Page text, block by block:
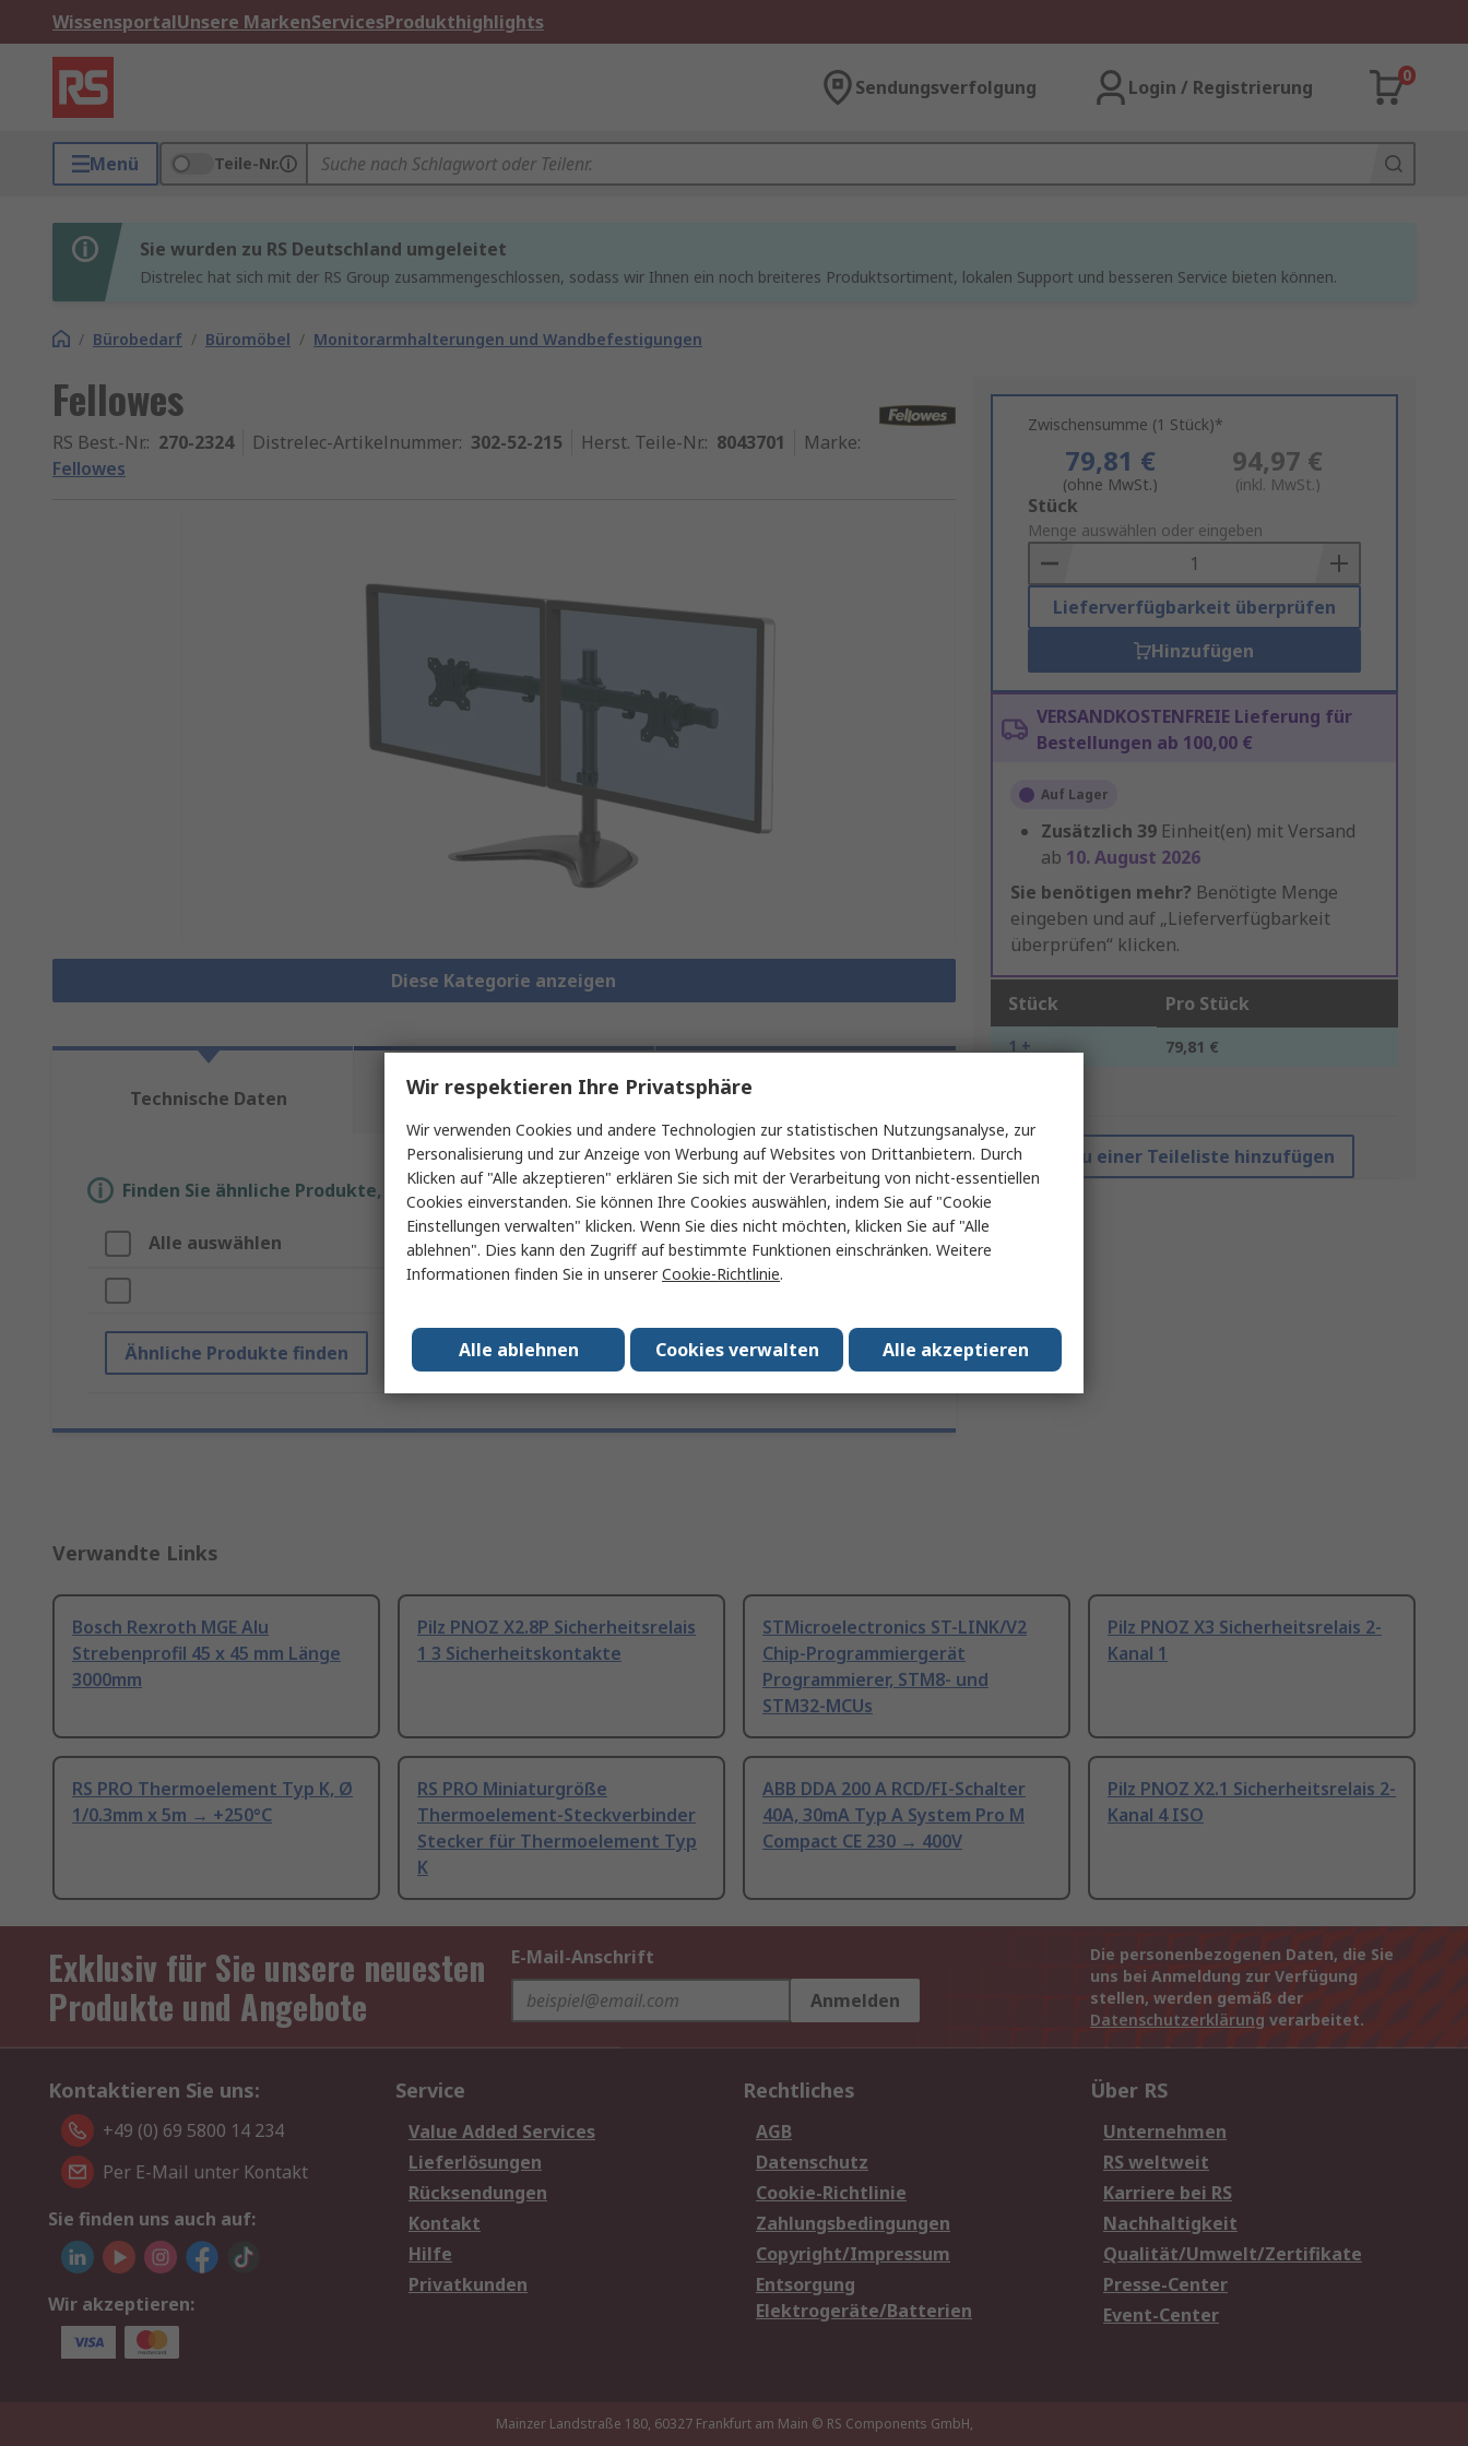
WissensportalUnsere MarkenServicesProdukthighlights
Sendungsverfolgung Login / Registrierung
0
Menü Teile-Nr.
Sie wurden zu RS Deutschland umgeleitet
Distrelec hat sich mit der RS Group zusammengeschlossen, sodass wir Ihnen ein noch breiteres Produktsortiment, lokalen Support und besseren Service bieten können.
/ Bürobedarf / Büromöbel / Monitorarmhalterungen und Wandbefestigungen
Fellowes
RS Best.-Nr.: 270-2324 Distrelec-Artikelnummer: 302-52-215 Herst. Teile-Nr.: 8043701 Marke:
Fellowes
Diese Kategorie anzeigen
Zwischensumme (1 Stück)*
79,81 €
(ohne MwSt.)
94,97 €
(inkl. MwSt.)
Add
to
Basket
Stück
Menge auswählen oder eingeben
Lieferverfügbarkeit überprüfen
Hinzufügen
VERSANDKOSTENFREIE Lieferung für
Bestellungen ab 100,00 €
Auf Lager
Zusätzlich 39 Einheit(en) mit Versand
ab 10. August 2026
Sie benötigen mehr? Benötigte Menge
eingeben und auf „Lieferverfügbarkeit
überprüfen“ klicken.
Stück Pro Stück
1 + 79,81 €
Zu einer Teileliste hinzufügen
Technische Daten
Rechtliche
Produktdetails
Finden Sie ähnliche Produkte, indem Sie ein oder mehrere Eigenschaften auswählen.
Alle auswählen Eigenschaft Wert
Ähnliche Produkte finden
Verwandte Links
Bosch Rexroth MGE Alu
Strebenprofil 45 x 45 mm Länge
3000mm
Pilz PNOZ X2.8P Sicherheitsrelais
1 3 Sicherheitskontakte
STMicroelectronics ST-LINK/V2
Chip-Programmiergerät
Programmierer, STM8- und
STM32-MCUs
Pilz PNOZ X3 Sicherheitsrelais 2-
Kanal 1
RS PRO Thermoelement Typ K, Ø
1/0.3mm x 5m → +250°C
RS PRO Miniaturgröße
Thermoelement-Steckverbinder
Stecker für Thermoelement Typ
K
ABB DDA 200 A RCD/FI-Schalter
40A, 30mA Typ A System Pro M
Compact CE 230 → 400V
Pilz PNOZ X2.1 Sicherheitsrelais 2-
Kanal 4 ISO
Exklusiv für Sie unsere neuesten
Produkte und Angebote
E-Mail-Anschrift
Anmelden
Die personenbezogenen Daten, die Sie
uns bei Anmeldung zur Verfügung
stellen, werden gemäß der
Datenschutzerklärung verarbeitet.
Kontaktieren Sie uns:
+49 (0) 69 5800 14 234
Per E-Mail unter Kontakt
Sie finden uns auch auf:
Wir akzeptieren:
Service
Value Added Services
Lieferlösungen
Rücksendungen
Kontakt
Hilfe
Privatkunden
Rechtliches
AGB
Datenschutz
Cookie-Richtlinie
Zahlungsbedingungen
Copyright/Impressum
Entsorgung
Elektrogeräte/Batterien
Über RS
Unternehmen
RS weltweit
Karriere bei RS
Nachhaltigkeit
Qualität/Umwelt/Zertifikate
Presse-Center
Event-Center
Mainzer Landstraße 180, 60327 Frankfurt am Main © RS Components GmbH,
Wir respektieren Ihre Privatsphäre
Wir verwenden Cookies und andere Technologien zur statistischen Nutzungsanalyse, zur
Personalisierung und zur Anzeige von Werbung auf Websites von Drittanbietern. Durch
Klicken auf "Alle akzeptieren" erklären Sie sich mit der Verarbeitung von nicht-essentiellen
Cookies einverstanden. Sie können Ihre Cookies auswählen, indem Sie auf "Cookie
Einstellungen verwalten" klicken. Wenn Sie dies nicht möchten, klicken Sie auf "Alle
ablehnen". Dies kann den Zugriff auf bestimmte Funktionen einschränken. Weitere
Informationen finden Sie in unsererCookie-Richtlinie.
Alle akzeptieren
Cookies verwalten
Alle ablehnen